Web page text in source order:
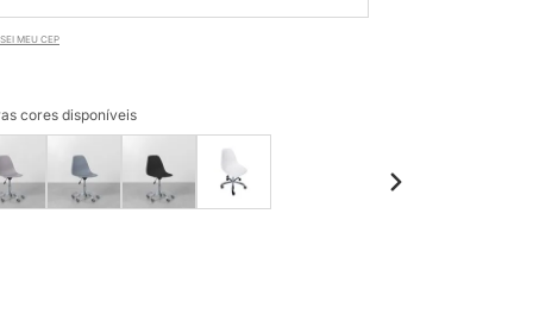
MEU CEP
cores disponíveis